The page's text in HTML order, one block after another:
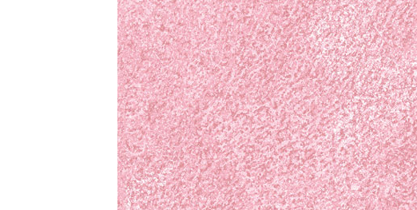
ТОЗИ САЙТ ИЗПОЛЗВА БИСКВИТКИ.
ПОВЕЧЕ ИНФОРМАЦИЯ МОЖЕТЕ ДА
НАМЕРИТЕ ТУК.
ОПЦИИ